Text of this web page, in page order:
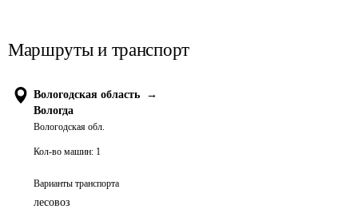
Маршруты и транспорт
Вологодская область
→
Вологда
Вологодская обл.
Кол-во машин: 1
Варианты транспорта
лесовоз